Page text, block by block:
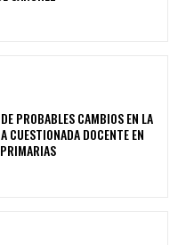
PROBABLES CAMBIOS EN LA
CUESTIONADA DOCENTE EN